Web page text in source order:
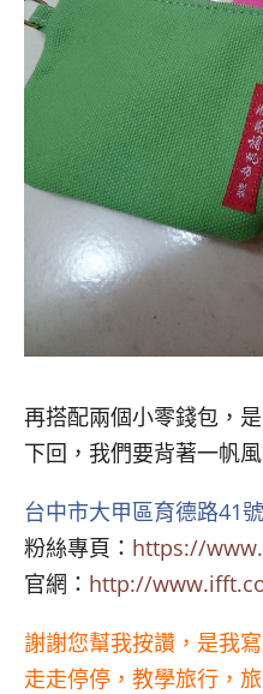
再搭配兩個小零錢包，
下回，我們要背著一帆
台中市大甲區育德路41號
粉絲專頁： https://
官網： http://
謝謝您幫我按讚，是我寫
走走停停，教學旅行，